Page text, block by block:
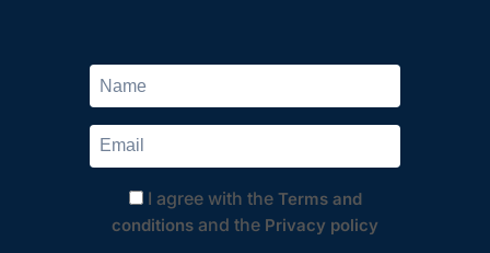
I agree with the Terms and
conditions and the Privacy policy